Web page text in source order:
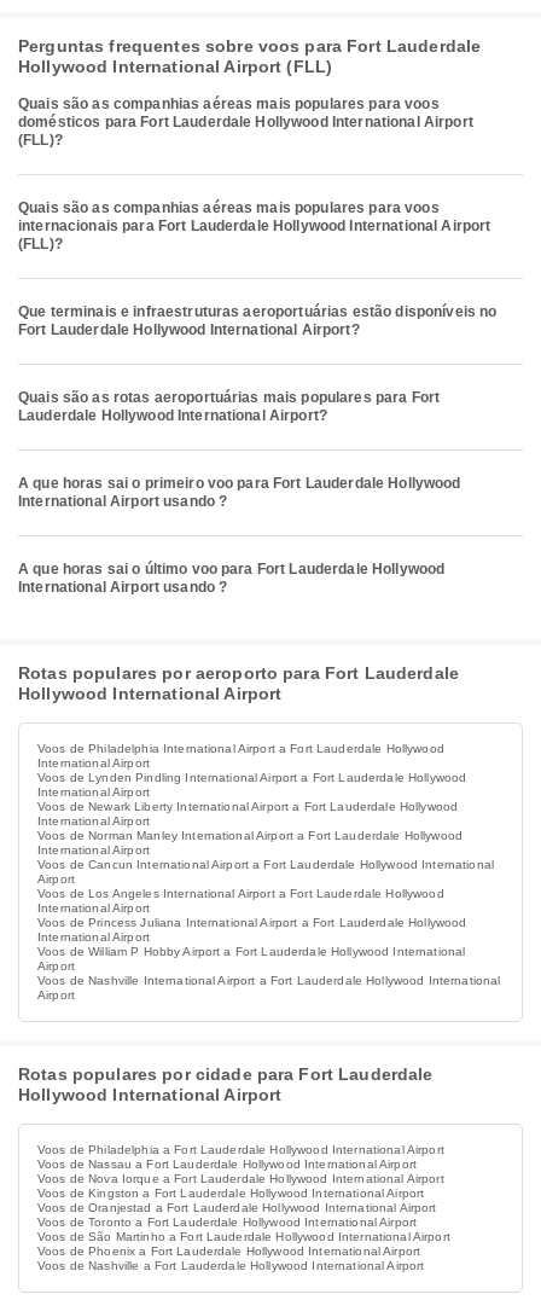
Perguntas frequentes sobre voos para Fort Lauderdale
Hollywood International Airport (FLL)
Quais são as companhias aéreas mais populares para voos
domésticos para Fort Lauderdale Hollywood International Airport
(FLL)?
Quais são as companhias aéreas mais populares para voos
internacionais para Fort Lauderdale Hollywood International Airport
(FLL)?
Que terminais e infraestruturas aeroportuárias estão disponíveis no
Fort Lauderdale Hollywood International Airport?
Quais são as rotas aeroportuárias mais populares para Fort
Lauderdale Hollywood International Airport?
A que horas sai o primeiro voo para Fort Lauderdale Hollywood
International Airport usando ?
A que horas sai o último voo para Fort Lauderdale Hollywood
International Airport usando ?
Rotas populares por aeroporto para Fort Lauderdale
Hollywood International Airport
Voos de Philadelphia International Airport a Fort Lauderdale Hollywood
International Airport
Voos de Lynden Pindling International Airport a Fort Lauderdale Hollywood
International Airport
Voos de Newark Liberty International Airport a Fort Lauderdale Hollywood
International Airport
Voos de Norman Manley International Airport a Fort Lauderdale Hollywood
International Airport
Voos de Cancun International Airport a Fort Lauderdale Hollywood International
Airport
Voos de Los Angeles International Airport a Fort Lauderdale Hollywood
International Airport
Voos de Princess Juliana International Airport a Fort Lauderdale Hollywood
International Airport
Voos de William P Hobby Airport a Fort Lauderdale Hollywood International
Airport
Voos de Nashville International Airport a Fort Lauderdale Hollywood International
Airport
Rotas populares por cidade para Fort Lauderdale
Hollywood International Airport
Voos de Philadelphia a Fort Lauderdale Hollywood International Airport
Voos de Nassau a Fort Lauderdale Hollywood International Airport
Voos de Nova Iorque a Fort Lauderdale Hollywood International Airport
Voos de Kingston a Fort Lauderdale Hollywood International Airport
Voos de Oranjestad a Fort Lauderdale Hollywood International Airport
Voos de Toronto a Fort Lauderdale Hollywood International Airport
Voos de São Martinho a Fort Lauderdale Hollywood International Airport
Voos de Phoenix a Fort Lauderdale Hollywood International Airport
Voos de Nashville a Fort Lauderdale Hollywood International Airport